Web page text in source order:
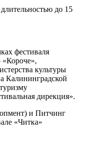
до 15
фестиваля
«Короче»,
культуры
Калининградской
дирекция».
и Питчинг
«Читка»